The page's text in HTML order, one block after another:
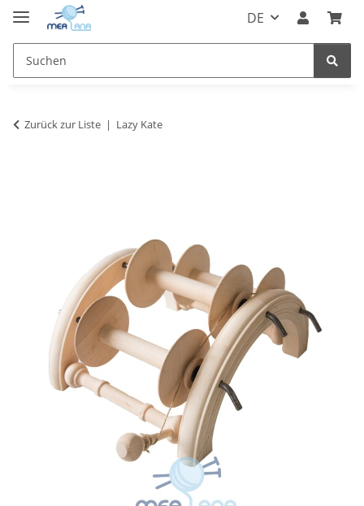
DE
Zurück zur Liste Lazy Kate